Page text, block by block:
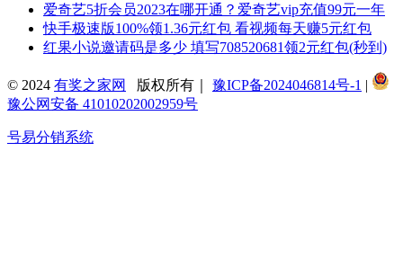
爱奇艺5折会员2023在哪开通？爱奇艺vip充值99元一年
快手极速版100%领1.36元红包 看视频每天赚5元红包
红果小说邀请码是多少 填写708520681领2元红包(秒到)
© 2024 有奖之家网 版权所有｜ 豫ICP备2024046814号-1 |
豫公网安备 41010202002959号
号易分销系统